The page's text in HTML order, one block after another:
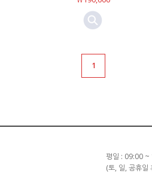
1
평일 : 09:00
(토, 일, 공휴일